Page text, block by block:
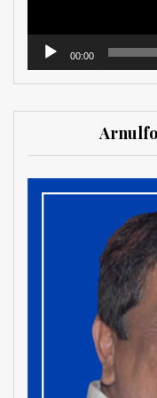
00:00